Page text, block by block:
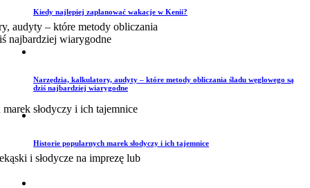
Kiedy najlepiej zaplanować wakacje w Kenii?
Narzędzia, kalkulatory, audyty – które metody obliczania śladu węglowego są
dziś najbardziej wiarygodne
Historie popularnych marek słodyczy i ich tajemnice